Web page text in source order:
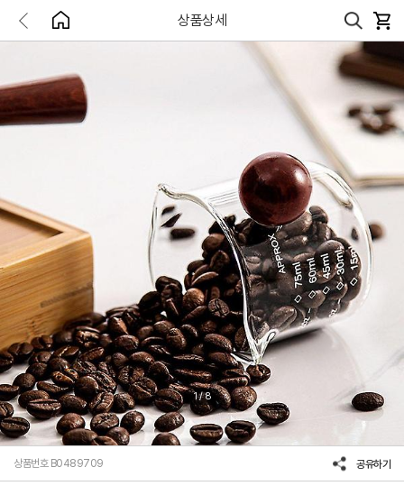
상품상세
1/8
상품번호 B0489709 공유하기